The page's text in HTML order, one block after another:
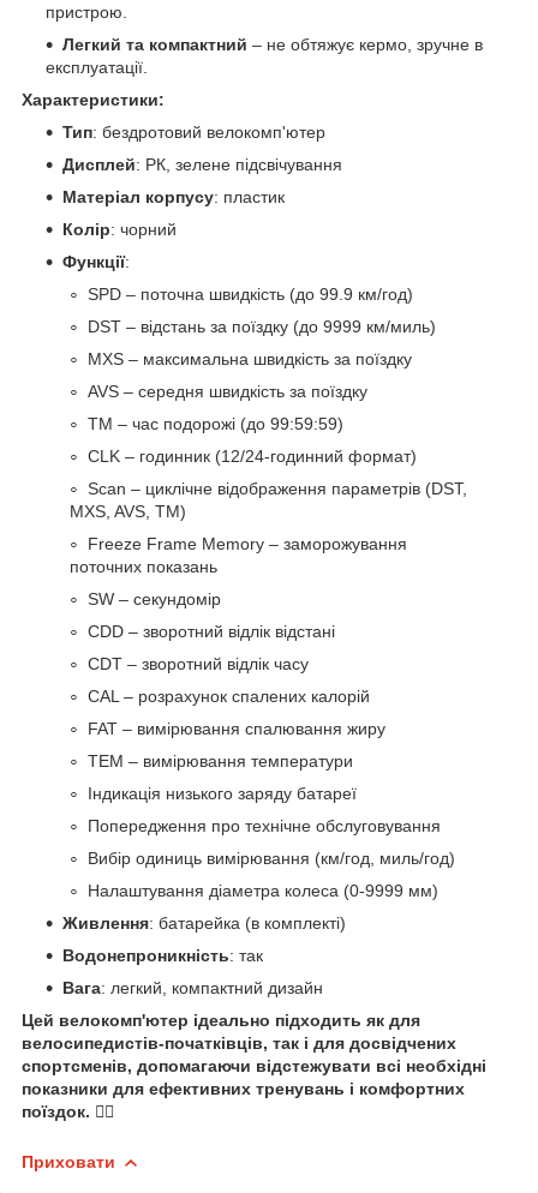
пристрою.
Легкий та компактний – не обтяжує кермо, зручне в
експлуатації.
Характеристики:
Тип: бездротовий велокомп'ютер
Дисплей: РК, зелене підсвічування
Матеріал корпусу: пластик
Колір: чорний
Функції:
SPD – поточна швидкість (до 99.9 км/год)
DST – відстань за поїздку (до 9999 км/миль)
MXS – максимальна швидкість за поїздку
AVS – середня швидкість за поїздку
TM – час подорожі (до 99:59:59)
CLK – годинник (12/24-годинний формат)
Scan – циклічне відображення параметрів (DST,
MXS, AVS, TM)
Freeze Frame Memory – заморожування
поточних показань
SW – секундомір
CDD – зворотний відлік відстані
CDT – зворотний відлік часу
CAL – розрахунок спалених калорій
FAT – вимірювання спалювання жиру
TEM – вимірювання температури
Індикація низького заряду батареї
Попередження про технічне обслуговування
Вибір одиниць вимірювання (км/год, миль/год)
Налаштування діаметра колеса (0-9999 мм)
Живлення: батарейка (в комплекті)
Водонепроникність: так
Вага: легкий, компактний дизайн
Цей велокомп'ютер ідеально підходить як для
велосипедистів-початківців, так і для досвідчених
спортсменів, допомагаючи відстежувати всі необхідні
показники для ефективних тренувань і комфортних
поїздок. 🚴‍♂️
Приховати